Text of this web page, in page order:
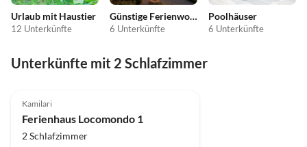
Urlaub mit Haustier
12 Unterkünfte
Günstige Ferienwohnungen
6 Unterkünfte
Poolhäuser
6 Unterkünfte
Unterkünfte mit 2 Schlafzimmer
Kamilari
Ferienhaus Locomondo 1
2 Schlafzimmer